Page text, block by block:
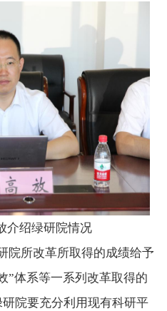
介绍绿研院情况
院所改革所取得的成绩给予
”体系等一系列改革取得的
院要充分利用现有科研平